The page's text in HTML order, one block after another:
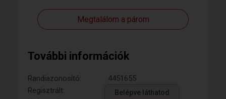
Megtalálom a párom
További információk
Randiazonosító:
4451655
Regisztrált:
Belépve láthatod